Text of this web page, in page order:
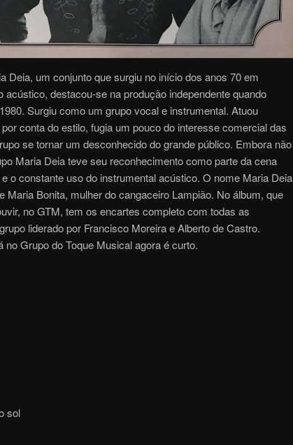
Deia, um conjunto que surgiu no início dos anos 70 em
acústico, destacou-se na produção independente quando
Surgiu como um grupo vocal e instrumental. Atuou
conta do estilo, fugia um pouco do interesse comercial das
se tornar um desconhecido do grande público. Embora não
Maria Deia teve seu reconhecimento como parte da cena
o constante uso do instrumental acústico. O nome Maria Deia
Maria Bonita, mulher do cangaceiro Lampião. No álbum, que
no GTM, tem os encartes completo com todas as
liderado por Francisco Moreira e Alberto de Castro.
no Grupo do Toque Musical agora é curto.
sol